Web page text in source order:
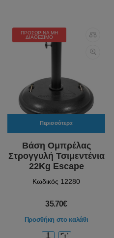
ΠΡΟΣΩΡΙΝΆ ΜΗ
ΔΙΑΘΈΣΙΜΟ
Περισσότερα
Βάση Ομπρέλας
Στρογγυλή Τσιμεντένια
22Kg Escape
Κωδικός 12280
35.70€
Προσθήκη στο καλάθι